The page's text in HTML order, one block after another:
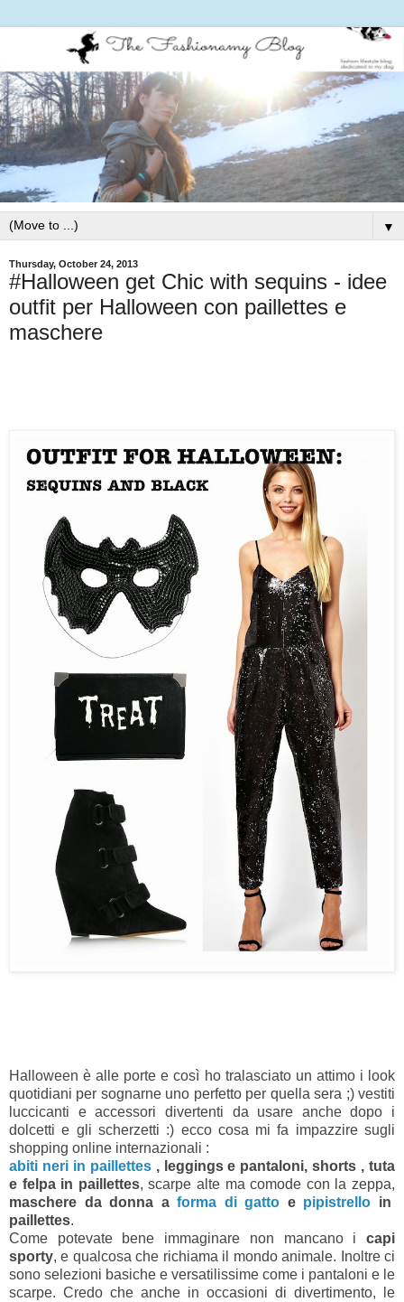
▼
Thursday, October 24, 2013
#Halloween get Chic with sequins - idee
outfit per Halloween con paillettes e
maschere
Halloween è alle porte e così ho tralasciato un attimo i look
quotidiani per sognarne uno perfetto per quella sera ;) vestiti
luccicanti e accessori divertenti da usare anche dopo i
dolcetti e gli scherzetti :) ecco cosa mi fa impazzire sugli
shopping online internazionali :
abiti neri in paillettes, leggings e pantaloni, shorts , tuta
e felpa in paillettes, scarpe alte ma comode con la zeppa,
maschere da donna a forma di gatto epipistrello in
paillettes.
Come potevate bene immaginare non mancano i capi
sporty, e qualcosa che richiama il mondo animale. Inoltre ci
sono selezioni basiche e versatilissime come i pantaloni e le
scarpe. Credo che anche in occasioni di divertimento, le